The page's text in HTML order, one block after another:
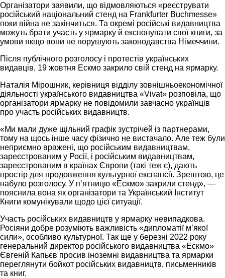
Організатори заявили, що відмовляються «реєструвати
російський національний стенд на Frankfurter Buchmesse»
поки війна не закінчиться. Та окремі російські видавництва
можуть брати участь у ярмарку й експонувати свої книги, за
умови якщо вони не порушують законодавства Німеччини.
Після публічного розголосу і протестів українських
видавців, 19 жовтня Ескмо закрило свій стенд на ярмарку.
Наталія Мірошник, керівниця відділу зовнішньоекономічної
діяльності українського видавництва «Vivat» розповіла, що
організатори ярмарку не повідомили завчасно українців
про участь російських видавництв.
«Ми мали дуже щільний графік зустрічей із партнерами,
тому на щось інше часу фізично не вистачало. Але теж були
неприємно вражені, що російським видавництвам,
зареєстрованим у Росії, і російським видавництвам,
зареєстрованим в країнах Європи (такі теж є), дають
простір для продовження культурної експансії. Зрештою, це
набуло розголосу. У п’ятницю «Ескмо» закрили стенд», —
пояснила вона як організатори та Український Інститут
Книги комунікували щодо цієї ситуації.
Участь російських видавництв у ярмарку невипадкова.
Росіяни добре розуміють важливість «дипломатії м’якої
сили», особливо культурної. Так ще у березні 2022 року
генеральний директор російського видавництва «Ескмо»
Євгеній Капьєв просив іноземні видавництва та ярмарки
переглянути бойкот російських видавництв, письменників
та книг.